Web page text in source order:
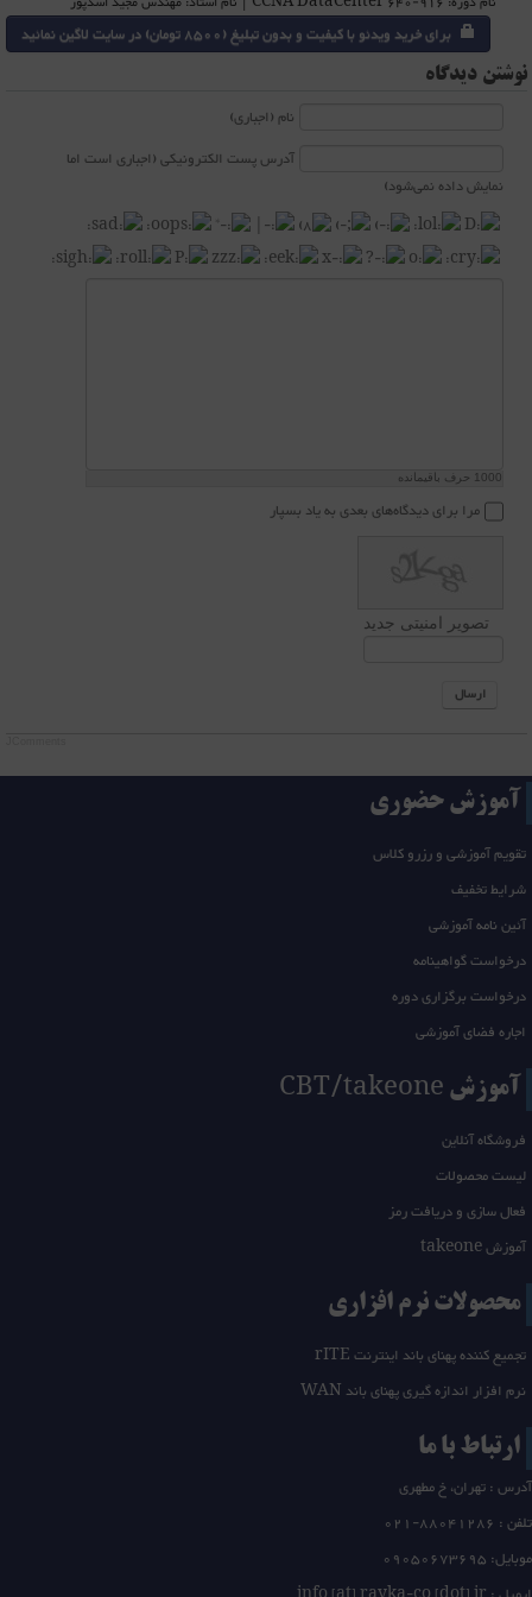
برای خرید ویدئو با کیفیت و بدون تبلیغ (8500 تومان) در سایت لاگین نمائید
نوشتن دیدگاه
نام (اجباری)
آدرس پست الکترونیکی (اجباری است اما
نمایش داده نمی‌شود)
1000 حرف باقیمانده
مرا برای دیدگاه‌های بعدی به یاد بسپار
تصویر امنیتی جدید
ارسال
آموزش حضوری
تقویم آموزشی و رزرو کلاس
شرایط تخفیف
آئین نامه آموزشی
درخواست گواهینامه
درخواست برگزاری دوره
اجاره فضای آموزشی
آموزش CBT/takeone
فروشگاه آنلاین
لیست محصولات
فعال سازی و دریافت رمز
آموزش takeone
محصولات نرم افزاری
تجمیع کننده پهنای باند اینترنت rITE
نرم افزار اندازه گیری پهنای باند WAN
ارتباط با ما
آدرس : تهران، خ مطهری
تلفن : 21-88041286
0
موبایل: 09050673695